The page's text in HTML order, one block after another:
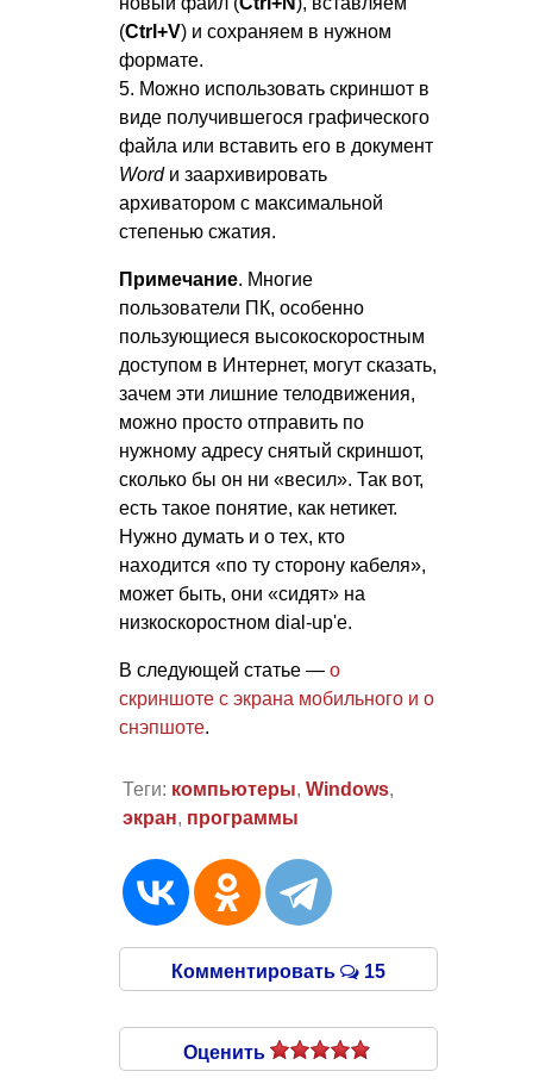
(Ctrl+V) и сохраняем в нужном
формате.
5. Можно использовать скриншот в
виде получившегося графического
файла или вставить его в документ
Wordи заархивировать
архиватором с максимальной
степенью сжатия.
Примечание. Многие
пользователи ПК, особенно
пользующиеся высокоскоростным
доступом в Интернет, могут сказать,
зачем эти лишние телодвижения,
можно просто отправить по
нужному адресу снятый скриншот,
сколько бы он ни «весил». Так вот,
есть такое понятие, как нетикет.
Нужно думать и о тех, кто
находится «по ту сторону кабеля»,
может быть, они «сидят» на
низкоскоростном dial-up'е.
В следующей статье — о
скриншоте с экрана мобильного и о
снэпшоте.
Теги: компьютеры, Windows,
экран, программы
Комментировать 15
Оценить